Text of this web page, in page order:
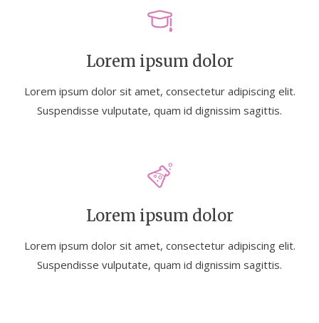
Lorem ipsum dolor
Lorem ipsum dolor sit amet, consectetur adipiscing elit.
Suspendisse vulputate, quam id dignissim sagittis.
Lorem ipsum dolor
Lorem ipsum dolor sit amet, consectetur adipiscing elit.
Suspendisse vulputate, quam id dignissim sagittis.